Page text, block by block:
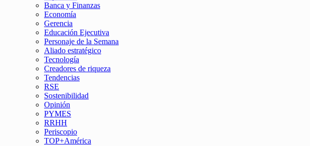
Banca y Finanzas
Economía
Gerencia
Educación Ejecutiva
Personaje de la Semana
Aliado estratégico
Tecnología
Creadores de riqueza
Tendencias
RSE
Sostenibilidad
Opinión
PYMES
RRHH
Periscopio
TOP+América